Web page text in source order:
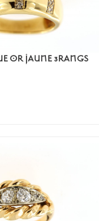
OR JAUNE 3RANGS